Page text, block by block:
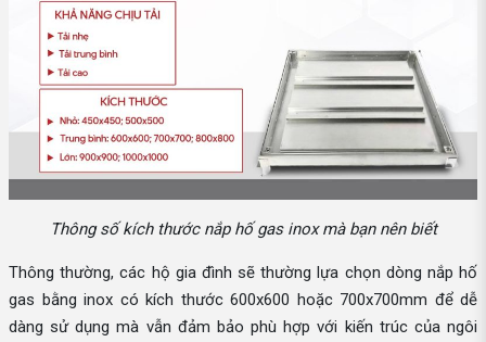
Thông số kích thước nắp hố gas inox mà bạn nên biết
Thông thường, các hộ gia đình sẽ thường lựa chọn dòng nắp hố
gas bằng inox có kích thước 600x600 hoặc 700x700mm để dễ
dàng sử dụng mà vẫn đảm bảo phù hợp với kiến trúc của ngôi